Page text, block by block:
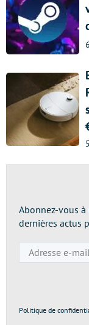
Abonnez-vous
dernières actus
Politique de